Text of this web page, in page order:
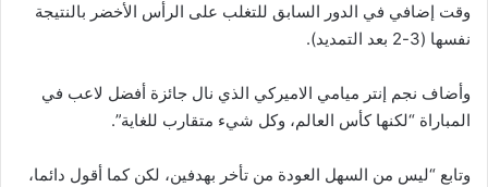
وقت إضافي في الدور السابق للتغلب على الرأس الأخضر بالنتيجة
نفسها (3-2 بعد التمديد).
وأضاف نجم إنتر ميامي الاميركي الذي نال جائزة أفضل لاعب في
المباراة “لكنها كأس العالم، وكل شيء متقارب للغاية”.
وتابع “ليس من السهل العودة من تأخر بهدفين، لكن كما أقول دائما،